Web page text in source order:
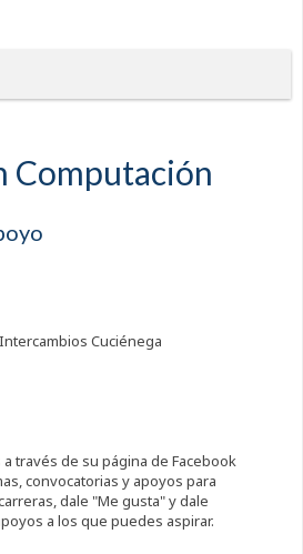
Computación
Cuciénega
a través de su página de Facebook
convocatorias y apoyos para
dale "Me gusta" y dale
a los que puedes aspirar.